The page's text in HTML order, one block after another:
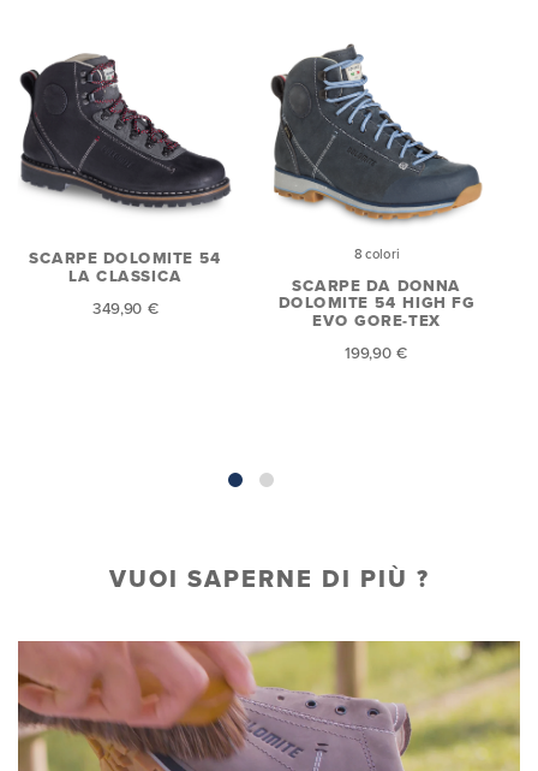
SCARPE DOLOMITE 54
LA CLASSICA
349,90 €
8 colori
SCARPE DA DONNA
DOLOMITE 54 HIGH FG
EVO GORE-TEX
199,90 €
VUOI SAPERNE DI PIÙ ?